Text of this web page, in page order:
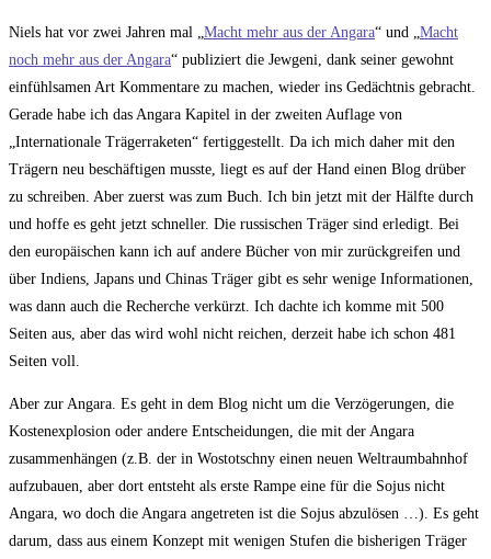
Niels hat vor zwei Jahren mal „Macht mehr aus der Angara“ und „Macht
noch mehr aus der Angara“ publiziert die Jewgeni, dank seiner gewohnt
einfühlsamen Art Kommentare zu machen, wieder ins Gedächtnis gebracht.
Gerade habe ich das Angara Kapitel in der zweiten Auflage von
„Internationale Trägerraketen“ fertiggestellt. Da ich mich daher mit den
Trägern neu beschäftigen musste, liegt es auf der Hand einen Blog drüber
zu schreiben. Aber zuerst was zum Buch. Ich bin jetzt mit der Hälfte durch
und hoffe es geht jetzt schneller. Die russischen Träger sind erledigt. Bei
den europäischen kann ich auf andere Bücher von mir zurückgreifen und
über Indiens, Japans und Chinas Träger gibt es sehr wenige Informationen,
was dann auch die Recherche verkürzt. Ich dachte ich komme mit 500
Seiten aus, aber das wird wohl nicht reichen, derzeit habe ich schon 481
Seiten voll.
Aber zur Angara. Es geht in dem Blog nicht um die Verzögerungen, die
Kostenexplosion oder andere Entscheidungen, die mit der Angara
zusammenhängen (z.B. der in Wostotschny einen neuen Weltraumbahnhof
aufzubauen, aber dort entsteht als erste Rampe eine für die Sojus nicht
Angara, wo doch die Angara angetreten ist die Sojus abzulösen …). Es geht
darum, dass aus einem Konzept mit wenigen Stufen die bisherigen Träger